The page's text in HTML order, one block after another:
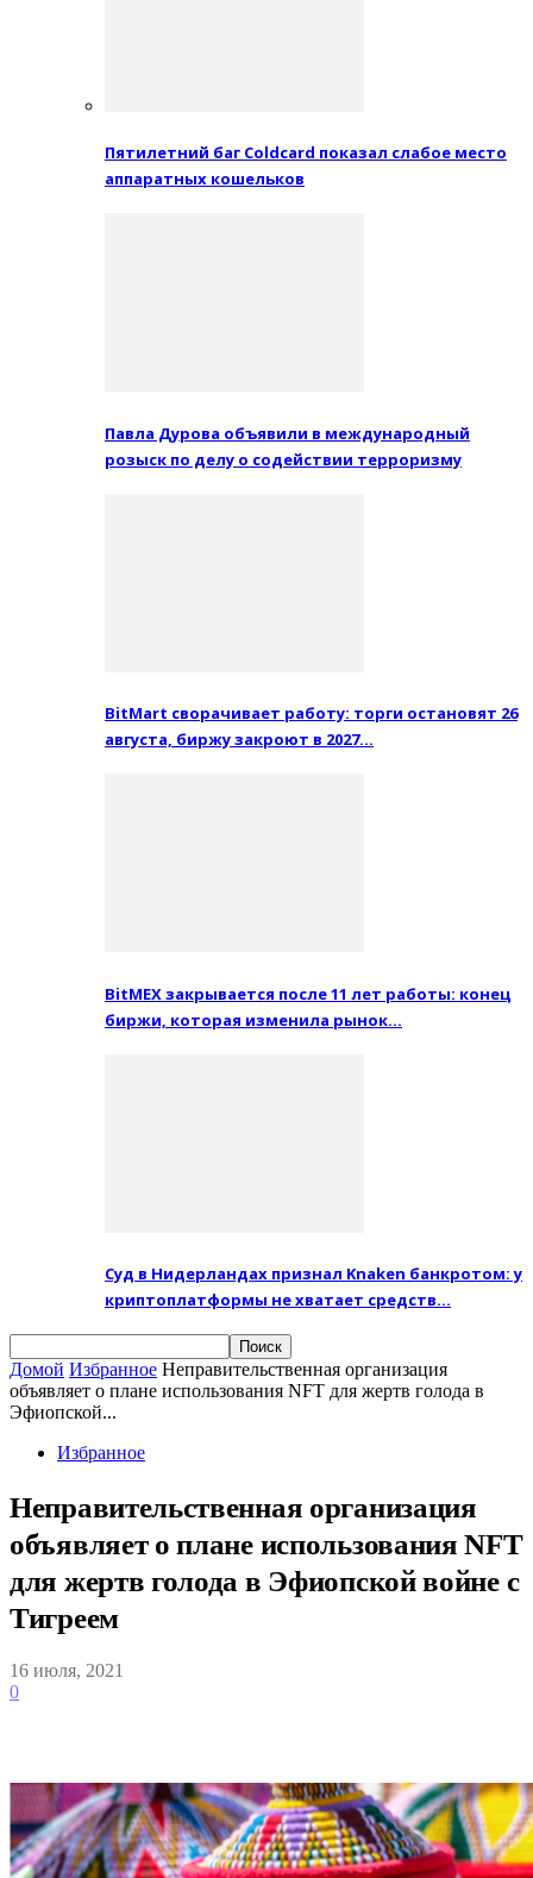
Пятилетний баг Coldcard показал слабое место
аппаратных кошельков
Павла Дурова объявили в международный
розыск по делу о содействии терроризму
BitMart сворачивает работу: торги остановят 26
августа, биржу закроют в 2027…
BitMEX закрывается после 11 лет работы: конец
биржи, которая изменила рынок…
Суд в Нидерландах признал Knaken банкротом: у
криптоплатформы не хватает средств…
Домой Избранное Неправительственная организация
объявляет о плане использования NFT для жертв голода в
Эфиопской...
Избранное
Неправительственная организация
объявляет о плане использования NFT
для жертв голода в Эфиопской войне с
Тигреем
16 июля, 2021
0